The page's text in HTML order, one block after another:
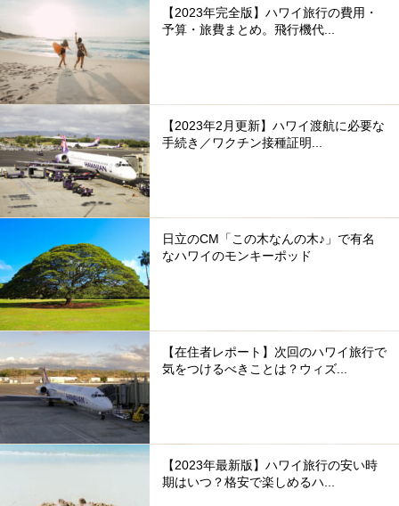
【2023年完全版】ハワイ旅行の費用・
予算・旅費まとめ。飛行機代...
【2023年2月更新】ハワイ渡航に必要な
手続き／ワクチン接種証明...
日立のCM「この木なんの木♪」で有名
なハワイのモンキーポッド
【在住者レポート】次回のハワイ旅行で
気をつけるべきことは？ウィズ...
【2023年最新版】ハワイ旅行の安い時
期はいつ？格安で楽しめるハ...